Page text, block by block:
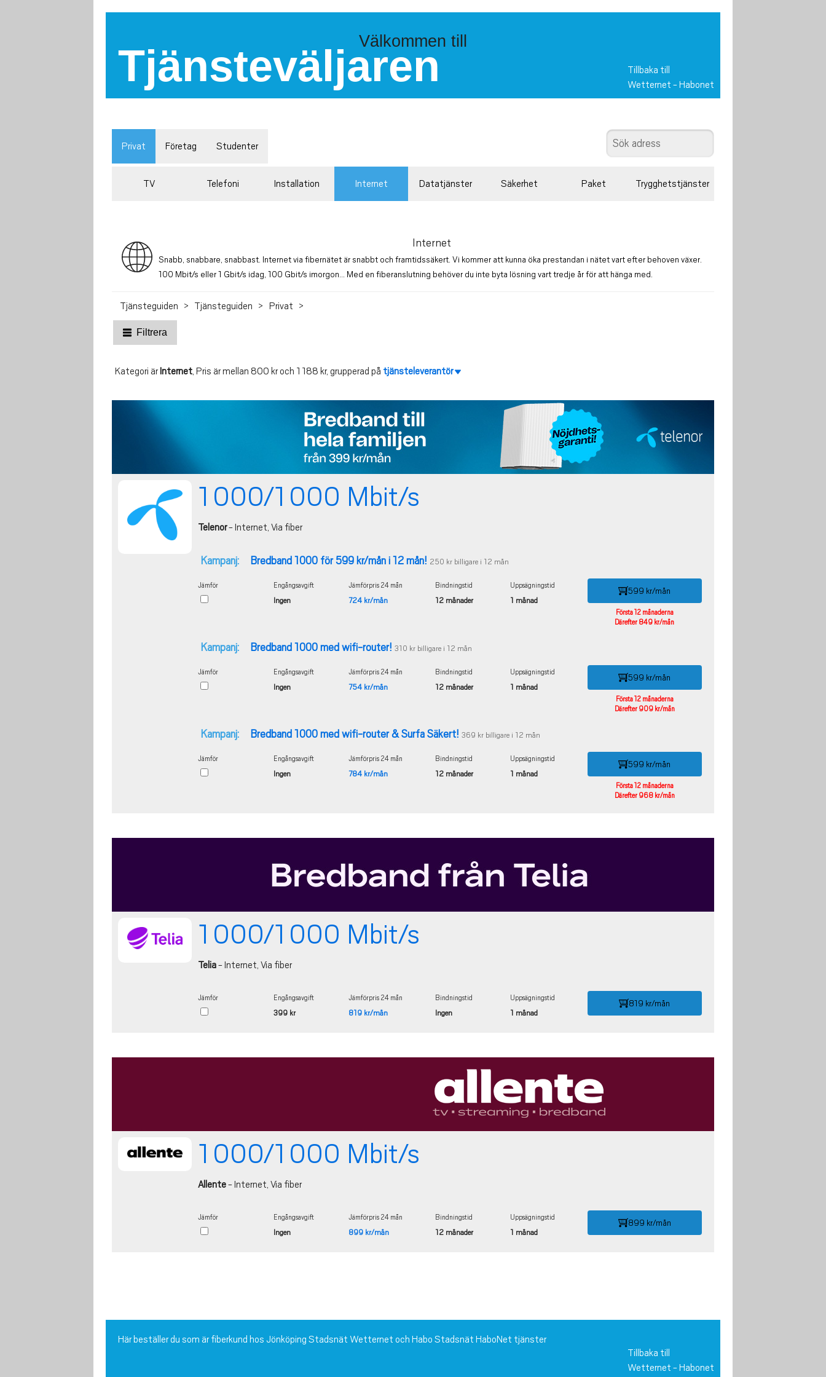
Tillbaka till
Wetternet -Habonet
Välkommen till
Tjänsteväljaren
Privat Företag Studenter
TV Telefoni Installation Internet Datatjänster Säkerhet Paket Trygghetstjänster
Internet
Snabb, snabbare, snabbast. Internet via fibernätet är snabbt och framtidssäkert. Vi kommer att kunna öka prestandan i nätet vart efter behoven växer.
100 Mbit/s eller 1 Gbit/s idag, 100 Gbit/s imorgon... Med en fiberanslutning behöver du inte byta lösning vart tredje år för att hänga med.
Tjänsteguiden Tjänsteguiden Privat
Filtrera
Kategori är Internet, Pris är mellan 800 kr och 1 188 kr, grupperad på tjänsteleverantör
1 000/1 000 Mbit/s
Telenor- Internet, Via fiber
Kampanj: Bredband 1000 för 599 kr/mån i 12 mån! 250 kr billigare i 12 mån
Jämför Engångsavgift
Ingen
Jämförpris 24 mån
724 kr/mån
Bindningstid
12 månader
Uppsägningstid
1 månad
599 kr/mån
Första 12 månaderna
Därefter 849 kr/mån
Kampanj: Bredband 1000 med wifi-router! 310 kr billigare i 12 mån
Jämför Engångsavgift
Ingen
Jämförpris 24 mån
754 kr/mån
Bindningstid
12 månader
Uppsägningstid
1 månad
599 kr/mån
Första 12 månaderna
Därefter 909 kr/mån
Kampanj: Bredband 1000 med wifi-router & Surfa Säkert! 369 kr billigare i 12 mån
Jämför Engångsavgift
Ingen
Jämförpris 24 mån
784 kr/mån
Bindningstid
12 månader
Uppsägningstid
1 månad
599 kr/mån
Första 12 månaderna
Därefter 968 kr/mån
1 000/1 000 Mbit/s
Telia- Internet, Via fiber
Jämför Engångsavgift
399 kr
Jämförpris 24 mån
819 kr/mån
Bindningstid
Ingen
Uppsägningstid
1 månad
819 kr/mån
1 000/1 000 Mbit/s
Allente- Internet, Via fiber
Jämför Engångsavgift
Ingen
Jämförpris 24 mån
899 kr/mån
Bindningstid
12 månader
Uppsägningstid
1 månad
899 kr/mån
Tillbaka till
Wetternet -Habonet
Här beställer du som är fiberkund hos Jönköping Stadsnät Wetternet och Habo Stadsnät HaboNet tjänster